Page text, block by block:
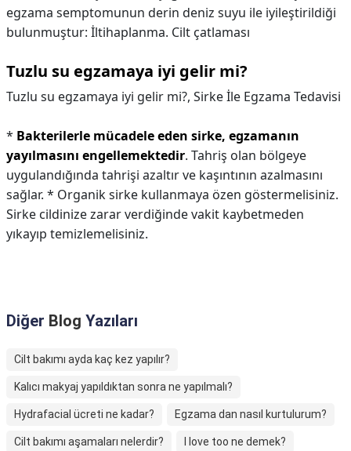
egzama semptomunun derin deniz suyu ile iyileştirildiği
bulunmuştur: İltihaplanma. Cilt çatlaması
Tuzlu su egzamaya iyi gelir mi?
Tuzlu su egzamaya iyi gelir mi?, Sirke İle Egzama Tedavisi
* Bakterilerle mücadele eden sirke, egzamanın
yayılmasını engellemektedir. Tahriş olan bölgeye
uygulandığında tahrişi azaltır ve kaşıntının azalmasını
sağlar. * Organik sirke kullanmaya özen göstermelisiniz.
Sirke cildinize zarar verdiğinde vakit kaybetmeden
yıkayıp temizlemelisiniz.
Diğer Blog Yazıları
Cilt bakımı ayda kaç kez yapılır?
Kalıcı makyaj yapıldıktan sonra ne yapılmalı?
Hydrafacial ücreti ne kadar? Egzama dan nasıl kurtulurum?
Cilt bakımı aşamaları nelerdir? I love too ne demek?